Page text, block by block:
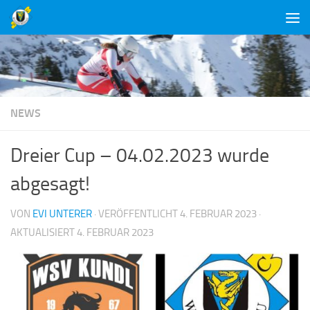
Unter dem Inhalt
NEWS
Dreier Cup – 04.02.2023 wurde
abgesagt!
VON EVI UNTERER · VERÖFFENTLICHT4. FEBRUAR 2023 ·
AKTUALISIERT4. FEBRUAR 2023